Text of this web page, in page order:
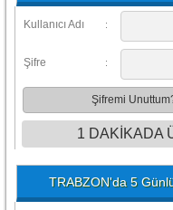
Kullanıcı Adı :
Şifre :
Şifremi
1 DAKİKADA
TRABZON'da 5